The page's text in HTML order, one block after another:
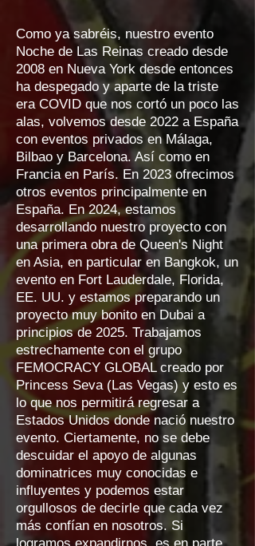
Como ya sabréis, nuestro evento
Noche de Las Reinas creado desde
2008 en Nueva York desde entonces
ha despegado y aparte de la triste
era COVID que nos cortó un poco las
alas, volvemos desde 2022 a España
con eventos privados en Málaga,
Bilbao y Barcelona. Así como en
Francia en París. En 2023 ofrecimos
otros eventos principalmente en
España. En 2024, estamos
desarrollando nuestro proyecto con
una primera obra de Queen's Night
en Asia, en particular en Bangkok, un
evento en Fort Lauderdale, Florida,
EE. UU. y estamos preparando un
proyecto muy bonito en Dubai a
principios de 2025. Trabajamos
estrechamente con el grupo
FEMOCRACY GLOBAL creado por
Princess Seva (Las Vegas) y esto es
lo que nos permitirá regresar a
Estados Unidos donde nació nuestro
evento. Ciertamente, no se debe
descuidar el apoyo de algunas
dominatrices muy conocidas e
influyentes y podemos estar
orgullosos de decirle que cada vez
más confían en nosotros. Si
logramos expandirnos, es en parte